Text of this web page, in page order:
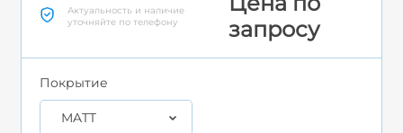
Актуальность и наличие
уточняйте по телефону
запросу
Покрытие
MATT